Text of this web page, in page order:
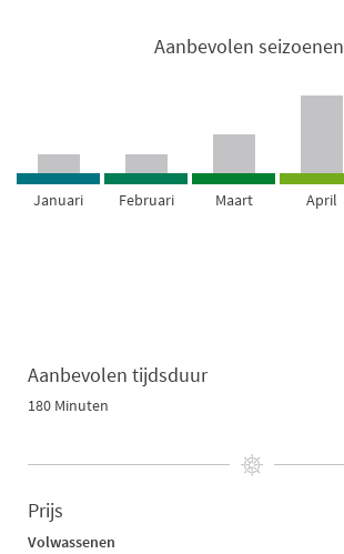
Aanbevolen seizoenen
Januari Februari Maart April
Aanbevolen tijdsduur
180 Minuten
Prijs
Volwassenen